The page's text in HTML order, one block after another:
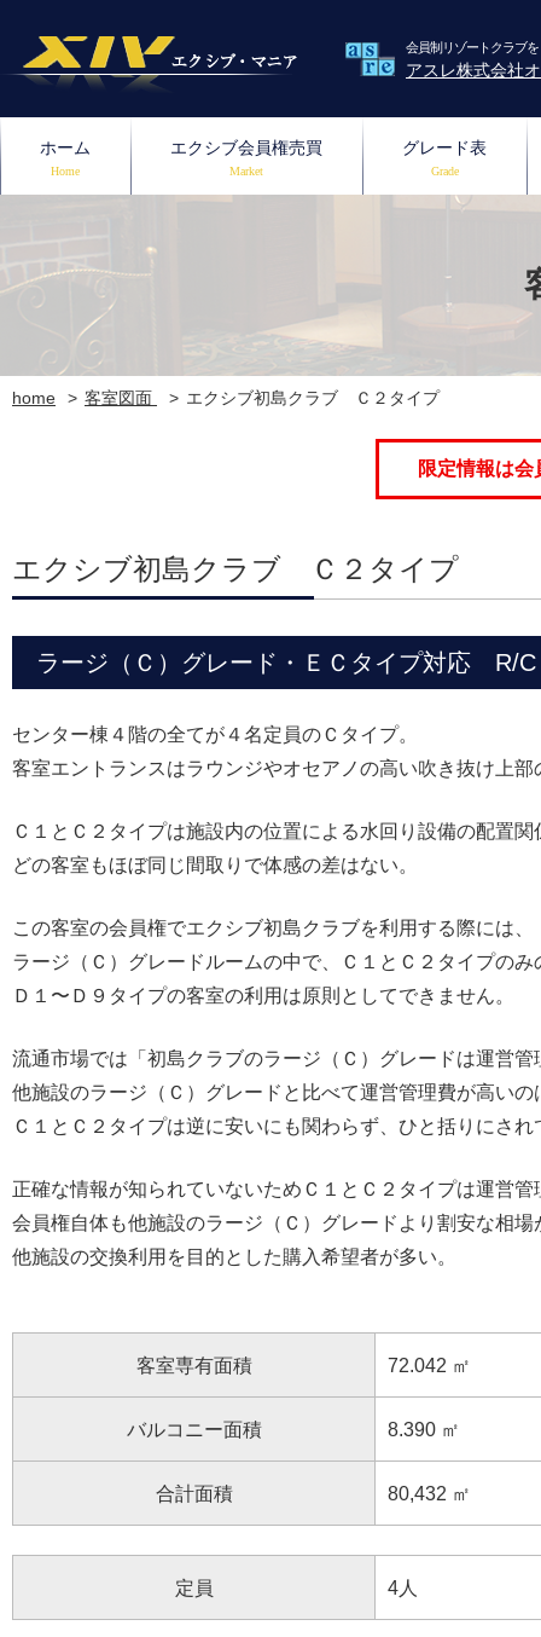
会員制リゾートクラブ
アスレ株式会社
ホーム
Home
エクシブ会員権売買
Market
グレード表
Grade
home 客室図面 エクシブ初島クラブ Ｃ２タイプ
限定情報は
エクシブ初島クラブ Ｃ２タイプ
ラージ（Ｃ）グレード・ＥＣタイプ対応 R/
センター棟４階の全てが４名定員のＣタイプ。
客室エントランスはラウンジやオセアノの高い吹き抜け上
Ｃ１とＣ２タイプは施設内の位置による水回り設備の配置
どの客室もほぼ同じ間取りで体感の差はない。
この客室の会員権でエクシブ初島クラブを利用する際には、
ラージ（Ｃ）グレードルームの中で、Ｃ１とＣ２タイプのみ
Ｄ１〜Ｄ９タイプの客室の利用は原則としてできません。
流通市場では「初島クラブのラージ（Ｃ）グレードは運営
他施設のラージ（Ｃ）グレードと比べて運営管理費が高い
Ｃ１とＣ２タイプは逆に安いにも関わらず、ひと括りにされ
正確な情報が知られていないためＣ１とＣ２タイプは運営
会員権自体も他施設のラージ（Ｃ）グレードより割安な相場
他施設の交換利用を目的とした購入希望者が多い。
客室専有面積 72.042 ㎡
バルコニー面積 8.390 ㎡
合計面積 80,432 ㎡
定員 4人